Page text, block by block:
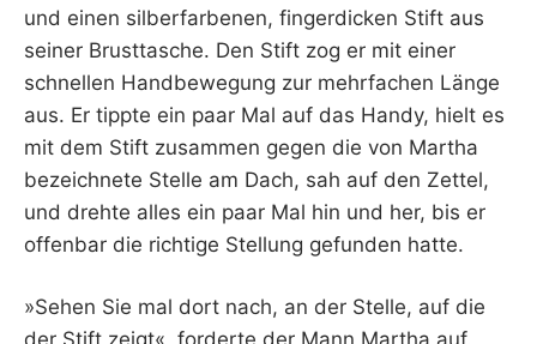
und einen silberfarbenen, fingerdicken Stift aus
seiner Brusttasche. Den Stift zog er mit einer
schnellen Handbewegung zur mehrfachen Länge
aus. Er tippte ein paar Mal auf das Handy, hielt es
mit dem Stift zusammen gegen die von Martha
bezeichnete Stelle am Dach, sah auf den Zettel,
und drehte alles ein paar Mal hin und her, bis er
offenbar die richtige Stellung gefunden hatte.
»Sehen Sie mal dort nach, an der Stelle, auf die